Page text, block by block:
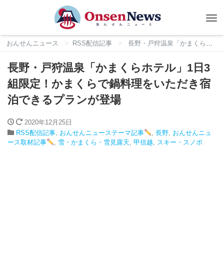
おんせんニュース RSS配信記事 長野・戸狩温泉「かまくらホテル」1日3組限定！かまくらで鍋料理をいただき宿泊できるプランが登場
長野・戸狩温泉「かまくらホテル」1日3
組限定！かまくらで鍋料理をいただき宿
泊できるプランが登場
2020年12月25日
RSS配信記事, おんせんニューステーマ記事 , 長野, おんせんニュ
ース取材記事
, 雪・かまくら・雪見露天, 甲信越, スキー・スノボ